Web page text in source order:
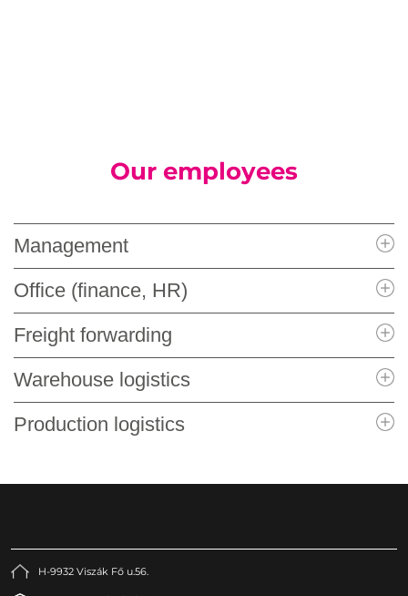
Our employees
Management
Office (finance, HR)
Freight forwarding
Warehouse logistics
Production logistics
H-9932 Viszák Fő u.56.